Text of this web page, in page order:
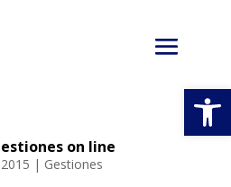
on line
| Gestiones